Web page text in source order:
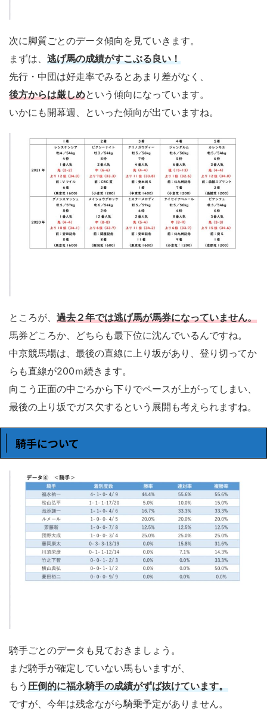
次に脚質ごとのデータ傾向を見ていきます。
まずは、 逃げ馬の成績がすこぶる良い！
先行・中団は好走率でみるとあまり差がなく、
後方からは厳しめという傾向になっています。
いかにも開幕週、といった傾向が出ていますね。
ところが、 過去２年では逃げ馬が馬券になっていません。
馬券どころか、どちらも最下位に沈んでいるんですね。
中京競馬場は、最後の直線に上り坂があり、登り切ってか
らも直線が200ｍ続きます。
向こう正面の中ごろから下りでペースが上がってしまい、
最後の上り坂でガス欠するという展開も考えられますね。
騎手について
騎手ごとのデータも見ておきましょう。
まだ騎手が確定していない馬もいますが、
もう 圧倒的に福永騎手の成績がずば抜けています。
ですが、今年は残念ながら騎乗予定がありません。